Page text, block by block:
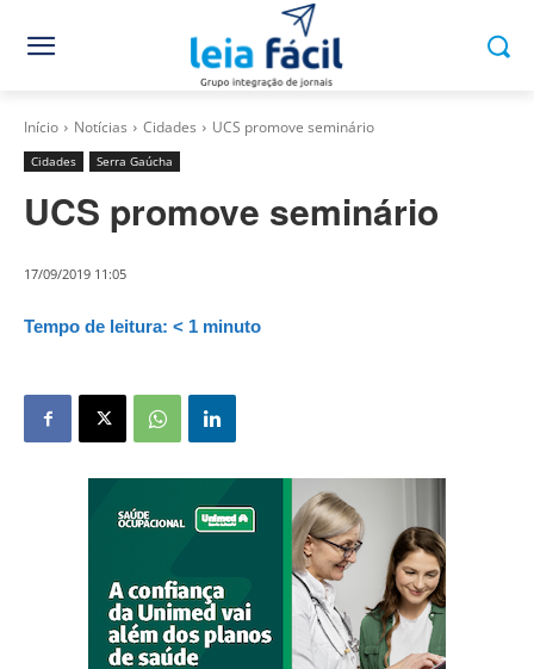
Início Notícias Cidades UCS promove seminário
Cidades Serra Gaúcha
UCS promove seminário
17/09/2019 11:05
Tempo de leitura: < 1 minuto